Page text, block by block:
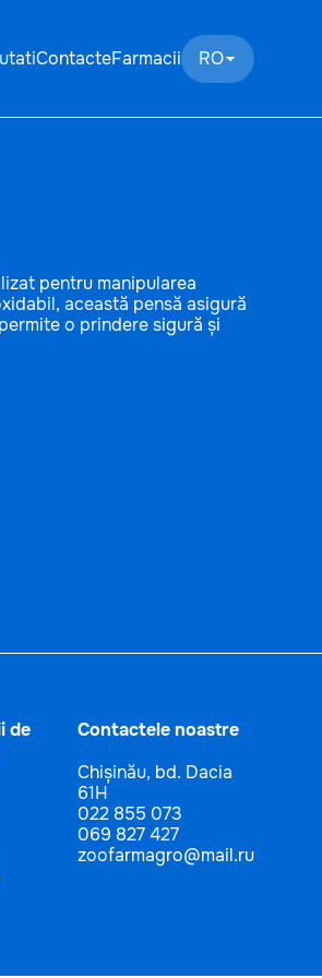
ContacteFarmacii RO
pentru manipularea
această pensă asigură
o prindere sigură și
de
Contactele noastre
Chișinău, bd. Dacia
61H
022 855 073
069 827 427
zoofarmagro@mail.ru